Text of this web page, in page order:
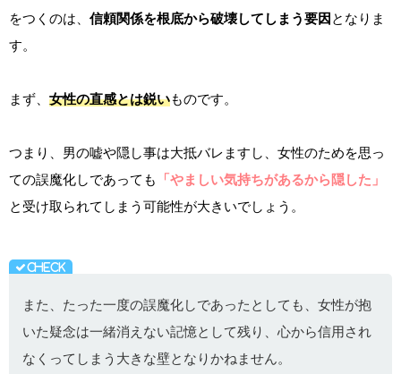
をつくのは、 信頼関係を根底から破壊してしまう要因 となりま
す。
まず、 女性の直感とは鋭いものです。
つまり、男の嘘や隠し事は大抵バレますし、女性のためを思っ
ての誤魔化しであっても
「やましい気持ちがあるから隠した」
と受け取られてしまう可能性が大きいでしょう。
また、たった一度の誤魔化しであったとしても、女性が抱
いた疑念は一緒消えない記憶として残り、心から信用され
なくってしまう大きな壁となりかねません。